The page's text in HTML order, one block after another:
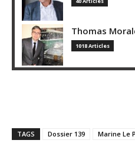
Thomas
1018 Articles
TAGS Dossier 139 Marine Le